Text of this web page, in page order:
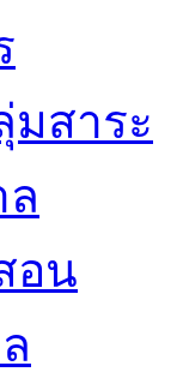
สาระ
อน